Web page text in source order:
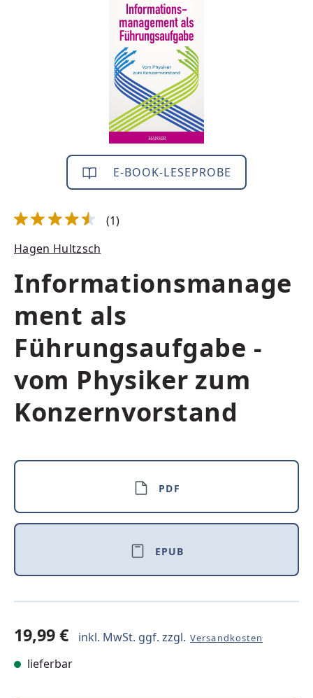
E-BOOK-LESEPROBE
(1)
Hagen Hultzsch
Informationsmanage
ment als
Führungsaufgabe -
vom Physiker zum
Konzernvorstand
PDF
EPUB
19,99 € inkl. MwSt. ggf. zzgl. Versandkosten
lieferbar